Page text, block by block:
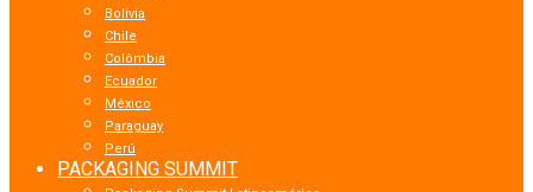
Bolivia
Chile
Colômbia
Ecuador
México
Paraguay
Perú
PACKAGING SUMMIT